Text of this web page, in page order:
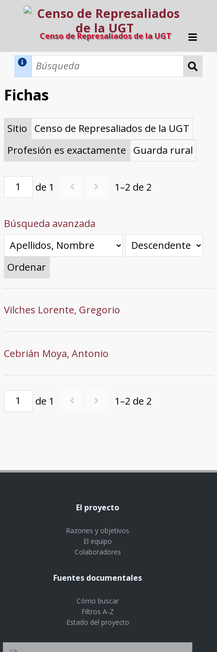
Censo de Represaliados de la UGT
Inicio
Directorio A-Z
Provincias de nacimiento
Profesión
Cárceles
Condenados a muerte
Condenados a muerte (con busca
dinámica)
Ejecutados
El proyecto
Razones y objetivos
El equipo
Colaboradores
Fuentes documentales
Fichas
Sitio
Censo de Represaliados de la UGT
Profesión es exactamente
Guarda rural
de 1 1–2 de 2
Búsqueda avanzada
Ordenar
Vilches Lorente, Gregorio
Cebrián Moya, Antonio
de 1 1–2 de 2
El proyecto
Razones y objetivos
El equipo
Colaboradores
Fuentes documentales
Cómo buscar
Filtros A-Z
Estado del proyecto